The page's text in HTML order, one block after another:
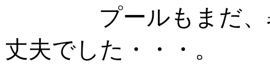
プールもまだ、暑
丈夫でした・・・。